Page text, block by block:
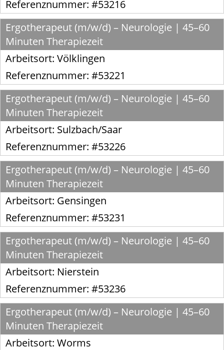
Referenznummer: #53216
Ergotherapeut (m/w/d) – Neurologie | 45–60
Minuten Therapiezeit
Arbeitsort: Völklingen
Referenznummer: #53221
Ergotherapeut (m/w/d) – Neurologie | 45–60
Minuten Therapiezeit
Arbeitsort: Sulzbach/Saar
Referenznummer: #53226
Ergotherapeut (m/w/d) – Neurologie | 45–60
Minuten Therapiezeit
Arbeitsort: Gensingen
Referenznummer: #53231
Ergotherapeut (m/w/d) – Neurologie | 45–60
Minuten Therapiezeit
Arbeitsort: Nierstein
Referenznummer: #53236
Ergotherapeut (m/w/d) – Neurologie | 45–60
Minuten Therapiezeit
Arbeitsort: Worms